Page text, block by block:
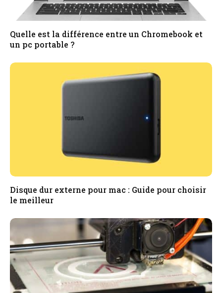
Quelle est la différence entre un Chromebook et
un pc portable ?
Disque dur externe pour mac : Guide pour choisir
le meilleur